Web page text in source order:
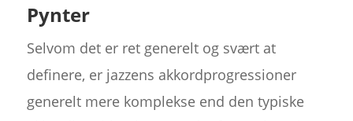
Pynter
Selvom det er ret generelt og svært at
definere, er jazzens akkordprogressioner
generelt mere komplekse end den typiske